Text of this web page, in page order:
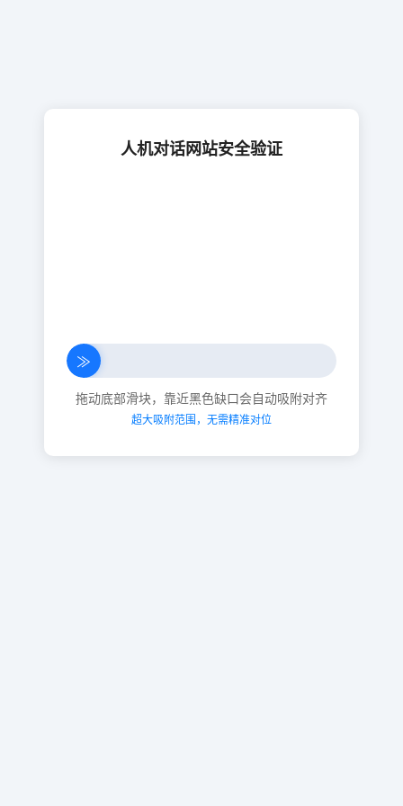
人机对话网站安全验证
≫
拖动底部滑块，靠近黑色缺口会自动吸附对齐
超大吸附范围，无需精准对位